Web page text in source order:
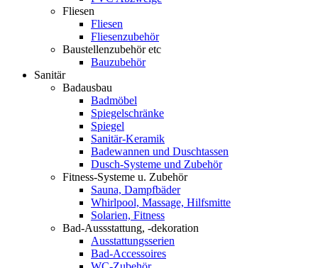
Fliesen
Fliesen
Fliesenzubehör
Baustellenzubehör etc
Bauzubehör
Sanitär
Badausbau
Badmöbel
Spiegelschränke
Spiegel
Sanitär-Keramik
Badewannen und Duschtassen
Dusch-Systeme und Zubehör
Fitness-Systeme u. Zubehör
Sauna, Dampfbäder
Whirlpool, Massage, Hilfsmitte
Solarien, Fitness
Bad-Aussstattung, -dekoration
Ausstattungsserien
Bad-Accessoires